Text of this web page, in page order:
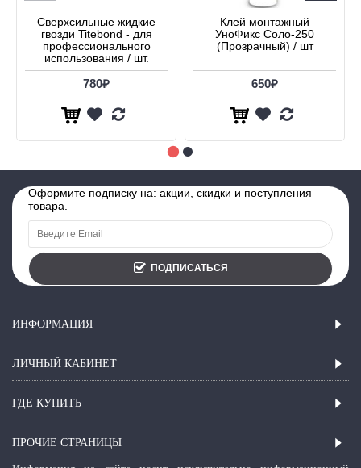
Сверхсильные жидкие
гвозди Titebond - для
профессионального
использования / шт.
780₽
Клей монтажный
УноФикс Соло-250
(Прозрачный) / шт
650₽
Оформите подписку на: акции, скидки и поступления
товара.
ПОДПИСАТЬСЯ
ИНФОРМАЦИЯ
ЛИЧНЫЙ КАБИНЕТ
ГДЕ КУПИТЬ
ПРОЧИЕ СТРАНИЦЫ